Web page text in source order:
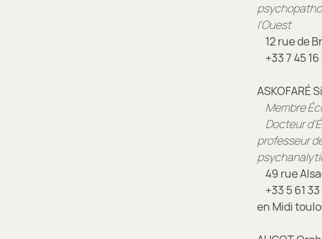
l'Ouest
12 rue de
+33745
ASKOFARÉ
Membre
Docteur
professeur
49 rue
+33 561
en Midi